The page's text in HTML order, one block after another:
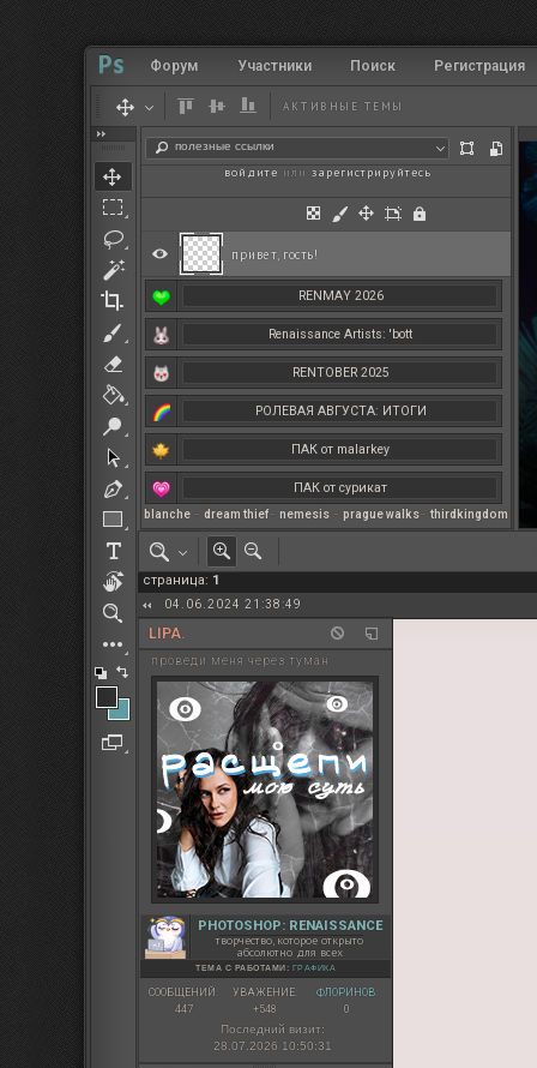
RENMAY 2026
Renaissance Artists: 'bott
RENTOBER 2025
РОЛЕВАЯ АВГУСТА: ИТОГИ
ПАК от malarkey
ПАК от сурикат
РЕНМАЙ
полезные ссылки
blanche – dream thief– nemesis – prague walks– thirdkingdom
Форум Участники Поиск Регистрация
АКТИВНЫЕ ТЕМЫ
привет, гость!
войдите или зарегистрируйтесь
страница: 1
04.06.2024 21:38:49
LIPA.
проведи меня через туман
PHOTOSHOP: RENAISSANCE
творчество, которое открыто
абсолютно для всех
ТЕМА С РАБОТАМИ: ГРАФИКА
СООБЩЕНИЙ:
447
УВАЖЕНИЕ:
+548
ФЛОРИНОВ:
0
Последний визит:
28.07.2026 10:50:31